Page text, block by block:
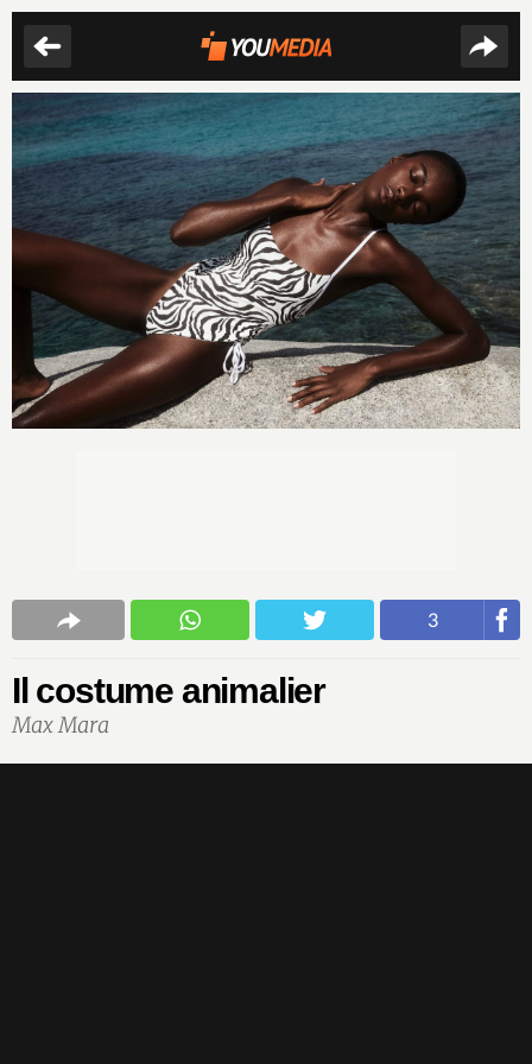
3
Il costume animalier
Max Mara